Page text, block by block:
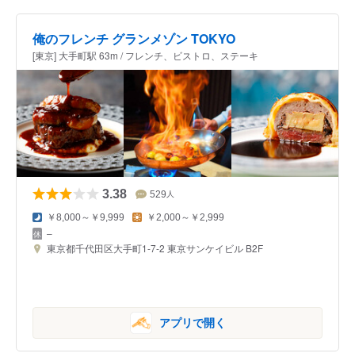
俺のフレンチ グランメゾン TOKYO
[東京] 大手町駅 63m / フレンチ、ビストロ、ステーキ
3.38 529 人
￥8,000～￥9,999 ￥2,000～￥2,999
–
東京都千代田区大手町1-7-2 東京サンケイビル B2F
アプリで開く